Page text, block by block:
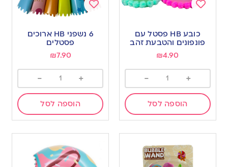
wishlist
כובע HB פסטל עם
פונפונים והטבעת זהב
₪4.90
+
-
הוספה לסל
6 נשפני HB ארוכים
פסטלים
₪7.90
+
-
הוספה לסל